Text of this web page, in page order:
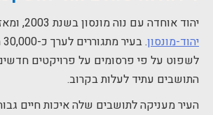
יהוד אוחדה עם נוה מונסון בשנת 2003, ומאז היא מוכרת
יהוד-מונסון
לשפוט על פי פרסומים על פרויקטים
התושבים עתיד לעלות בקרוב.
העיר מעניקה לתושבים שלה איכות חיים